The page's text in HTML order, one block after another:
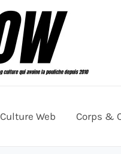
Culture Web Corps &